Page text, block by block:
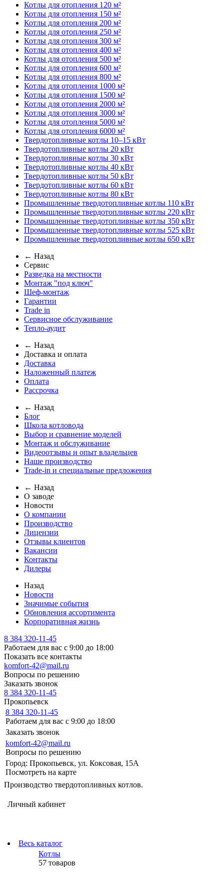
Котлы для отопления 120 м²
Котлы для отопления 150 м²
Котлы для отопления 200 м²
Котлы для отопления 250 м²
Котлы для отопления 300 м²
Котлы для отопления 400 м²
Котлы для отопления 500 м²
Котлы для отопления 600 м²
Котлы для отопления 800 м²
Котлы для отопления 1000 м²
Котлы для отопления 1500 м²
Котлы для отопления 2000 м²
Котлы для отопления 3000 м²
Котлы для отопления 5000 м²
Котлы для отопления 6000 м²
Твердотопливные котлы 10–15 кВт
Твердотопливные котлы 20 кВт
Твердотопливные котлы 30 кВт
Твердотопливные котлы 40 кВт
Твердотопливные котлы 50 кВт
Твердотопливные котлы 60 кВт
Твердотопливные котлы 80 кВт
Промышленные твердотопливные котлы 110 кВт
Промышленные твердотопливные котлы 220 кВт
Промышленные твердотопливные котлы 350 кВт
Промышленные твердотопливные котлы 525 кВт
Промышленные твердотопливные котлы 650 кВт
← Назад
Сервис
Разведка на местности
Монтаж "под ключ"
Шеф-монтаж
Гарантии
Trade in
Сервисное обслуживание
Тепло-аудит
← Назад
Доставка и оплата
Доставка
Наложенный платеж
Оплата
Рассрочка
← Назад
Блог
Школа котловода
Выбор и сравнение моделей
Монтаж и обслуживание
Видеоотзывы и опыт владельцев
Наше производство
Trade-in и специальные предложения
← Назад
О заводе
Новости
О компании
Производство
Лицензии
Отзывы клиентов
Вакансии
Контакты
Дилеры
Назад
Новости
Значимые события
Обновления ассортимента
Корпоративная жизнь
8 384 320-11-45
Работаем для вас с 9:00 до 18:00
Показать все контакты
komfort-42@mail.ru
Вопросы по решению
Заказать звонок
8 384 320-11-45
Прокопьевск
8 384 320-11-45
Работаем для вас с 9:00 до 18:00
Заказать звонок
komfort-42@mail.ru
Вопросы по решению
Город: Прокопьевск, ул. Коксовая, 15А
Посмотреть на карте
Производство твердотопливных котлов.
Личный кабинет
Весь каталог
Котлы
57 товаров